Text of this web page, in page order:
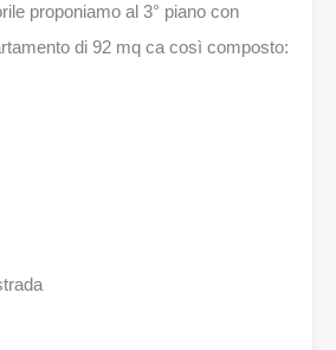
proponiamo al 3° piano con
di 92 mq ca così composto: